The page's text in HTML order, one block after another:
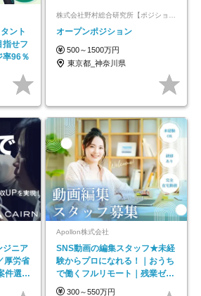
ント
指せフ
率96％
株式会社野村総合研究所【ポジションマッチ登録】
オープンポジション
500～1500万円
東京都_神奈川県
ジニア
厚労省
件選択
Apollon株式会社
SNS動画の編集スタッフ★未経
験からプロになれる！｜おうち
で働くフルリモート｜残業ゼロ
で18時退勤◎
300～550万円